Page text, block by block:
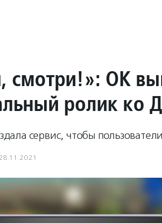
ОК
ролик ко
сервис, чтобы